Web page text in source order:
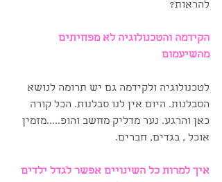
להראות?
הקידמה והטכנולוגיה לא מפחיתים
מהשיעמום
לטכנולוגיה ולקידמה גם יש תרומה לנושא
הסבלנות. היום אין לנו סבלנות. הכל קורה
כאן והרגע. נער מדליק מחשב והופ.....מזמין
אוכל , בגדים, חברים.
איך למרות כל השינויים אפשר לגדל ילדים